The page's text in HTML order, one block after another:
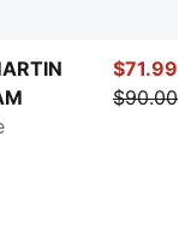
$71.99
$90.00